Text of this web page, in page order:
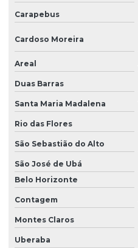
Carapebus
Cardoso Moreira
Areal
Duas Barras
Santa Maria Madalena
Rio das Flores
São Sebastião do Alto
São José de Ubá
Belo Horizonte
Contagem
Montes Claros
Uberaba